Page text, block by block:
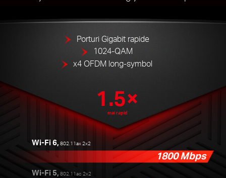
1.5×
mai rapid
Wi-Fi 6, 802.11ax 2x2
Wi-Fi 5, 802.11ac 2x2
1800 Mbps
Porturi Gigabit rapide
1024-QAM
x4 OFDM long-symbol